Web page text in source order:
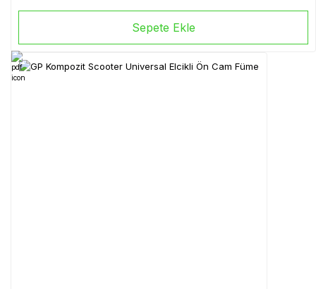
Sepete Ekle